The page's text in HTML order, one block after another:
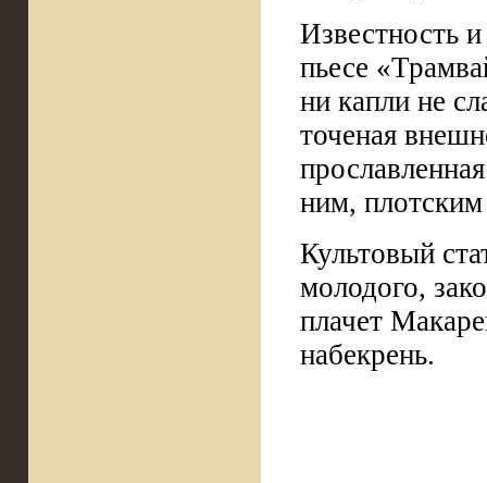
Известность
пьесе
ни капли не
точеная
ним,
Культовый
молодого,
плачет
набекрень.